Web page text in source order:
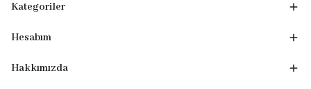
Kategoriler
Hesabım
Hakkımızda